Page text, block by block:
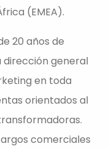
(EMEA).
20 años de
dirección general
en toda
orientados al
comerciales